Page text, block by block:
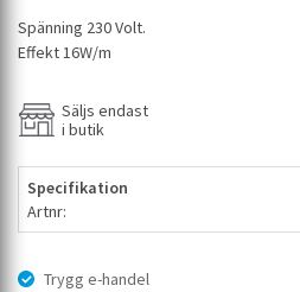
Spänning 230 Volt.
Effekt 16W/m
Säljs endast
i butik
Specifikation
Artnr:
Trygg e-handel